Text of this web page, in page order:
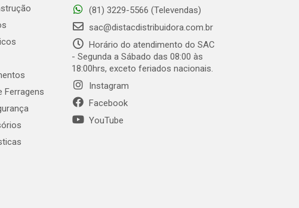
Ferragens
(81) 3229-5566 (Televendas)
sac@distacdistribuidora.com.br
Horário do atendimento do SAC
- Segunda a Sábado das 08:00 às
18:00hrs, exceto feriados nacionais.
Instagram
Facebook
YouTube